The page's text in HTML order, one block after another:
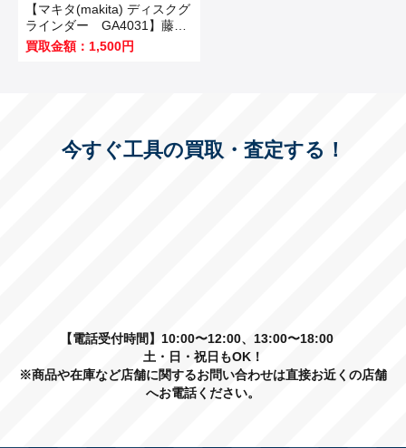
【マキタ(makita) ディスクグ
ラインダー GA4031】藤沢
市のお客様から買取させてい
ただきました！
買取金額：1,500円
今すぐ工具の買取・査定する！
【電話受付時間】10:00〜12:00、13:00〜18:00
土・日・祝日もOK！
※商品や在庫など店舗に関するお問い合わせは直接お近くの店舗
へお電話ください。